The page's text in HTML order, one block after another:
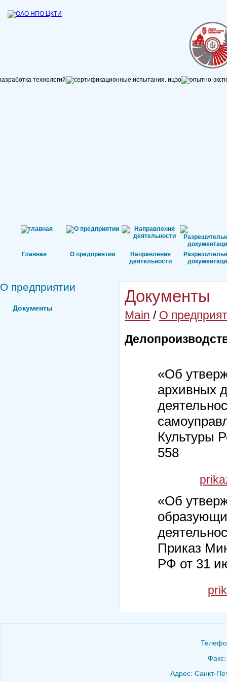
Главная О предприятии
Направления
деятельности
О предприятии
Документы
Документы
Main / О
«Об
архивных
Культуры
558
«Об
Приказ
РФ от 31
Адрес: Санкт-